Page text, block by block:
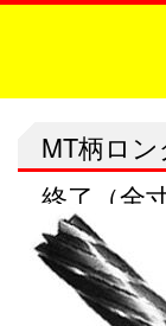
MT柄ロ
終了（全